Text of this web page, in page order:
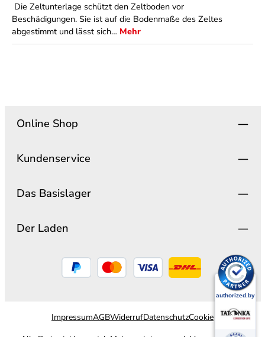
Die Zeltunterlage schützt den Zeltboden vor
Beschädigungen. Sie ist auf die Bodenmaße des Zeltes
abgestimmt und lässt sich… Mehr
Online Shop
Kundenservice
Das Basislager
Der Laden
ImpressumAGBWiderrufDatenschutzCookie